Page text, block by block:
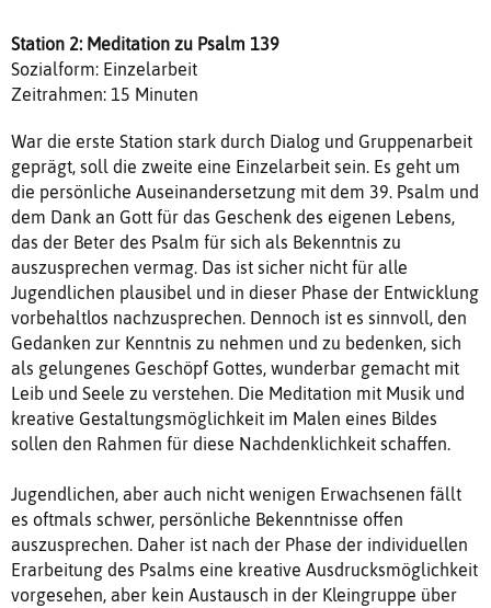
Station 2: Meditation zu Psalm 139
Sozialform: Einzelarbeit
Zeitrahmen: 15 Minuten
War die erste Station stark durch Dialog und Gruppenarbeit
geprägt, soll die zweite eine Einzelarbeit sein. Es geht um
die persönliche Auseinandersetzung mit dem 39. Psalm und
dem Dank an Gott für das Geschenk des eigenen Lebens,
das der Beter des Psalm für sich als Bekenntnis zu
auszusprechen vermag. Das ist sicher nicht für alle
Jugendlichen plausibel und in dieser Phase der Entwicklung
vorbehaltlos nachzusprechen. Dennoch ist es sinnvoll, den
Gedanken zur Kenntnis zu nehmen und zu bedenken, sich
als gelungenes Geschöpf Gottes, wunderbar gemacht mit
Leib und Seele zu verstehen. Die Meditation mit Musik und
kreative Gestaltungsmöglichkeit im Malen eines Bildes
sollen den Rahmen für diese Nachdenklichkeit schaffen.
Jugendlichen, aber auch nicht wenigen Erwachsenen fällt
es oftmals schwer, persönliche Bekenntnisse offen
auszusprechen. Daher ist nach der Phase der individuellen
Erarbeitung des Psalms eine kreative Ausdrucksmöglichkeit
vorgesehen, aber kein Austausch in der Kleingruppe über